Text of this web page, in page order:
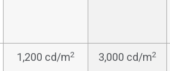
1,200 cd/m2 3,000 cd/m2